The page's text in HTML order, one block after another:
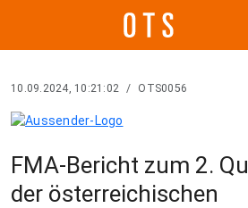
10.09.2024, 10:21:02 / OTS0056
FMA-Bericht zum 2.
der österreichischen